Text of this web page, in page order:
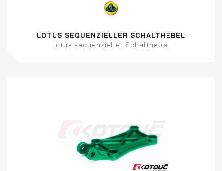
LOTUS SEQUENZIELLER SCHALTHEBEL
Lotus sequenzieller Schalthebel